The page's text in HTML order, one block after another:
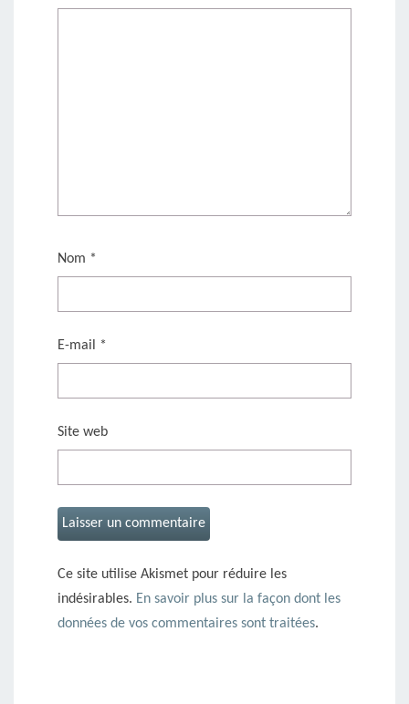
Nom *
E-mail *
Site web
Ce site utilise Akismet pour réduire les
indésirables. En savoir plus sur la façon dont les
données de vos commentaires sont traitées.